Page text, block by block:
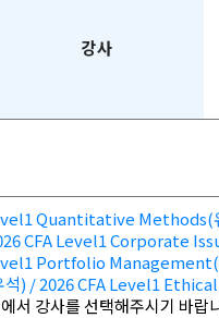
강사
Quantitative
CFA Level1 Corporate
Portfolio
) / 2026 CFA Level1
서 강사를 선택해주시기 바랍